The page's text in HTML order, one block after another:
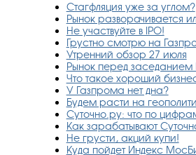
Стагфляция уже за углом?
Рынок разворачивается
Не участвуйте в IPO!
Грустно смотрю на
Утренний обзор 27 июля
Рынок перед заседанием
Что такое хороший
У Газпрома нет дна?
Будем расти на
Суточно.ру: что по
Как зарабатывают
Не грусти, акций купи!
Куда пойдет Индекс